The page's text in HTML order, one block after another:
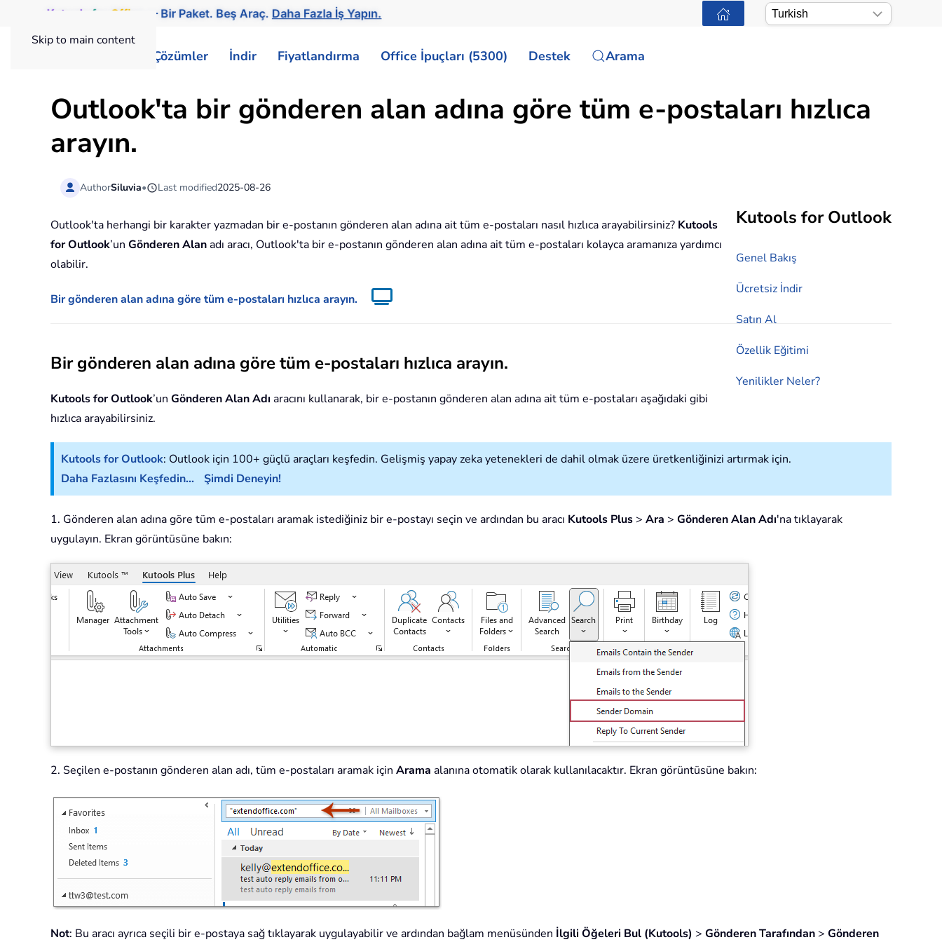
Skip to main content
Kutools for Office — Bir Paket. Beş Araç.Daha Fazla İş Yapın.
Çözümler İndir Fiyatlandırma Office İpuçları (5300) Destek Arama
Outlook'ta bir gönderen alan adına göre tüm e-postaları hızlıca
arayın.
AuthorSiluvia• Last modified2025-08-26
Kutools for Outlook
Genel Bakış
Ücretsiz İndir
Satın Al
Özellik Eğitimi
Yenilikler Neler?
Outlook'ta herhangi bir karakter yazmadan bir e-postanın gönderen alan adına ait tüm e-postaları nasıl hızlıca arayabilirsiniz? Kutools
for Outlook’un Gönderen Alanadı aracı, Outlook'ta bir e-postanın gönderen alan adına ait tüm e-postaları kolayca aramanıza yardımcı
olabilir.
Bir gönderen alan adına göre tüm e-postaları hızlıca arayın.
Bir gönderen alan adına göre tüm e-postaları hızlıca arayın.
Kutools for Outlook’un Gönderen Alan Adı aracını kullanarak, bir e-postanın gönderen alan adına ait tüm e-postaları aşağıdaki gibi
hızlıca arayabilirsiniz.
Kutools for Outlook: Outlook için 100+ güçlü araçları keşfedin. Gelişmiş yapay zeka yetenekleri de dahil olmak üzere üretkenliğinizi artırmak için.
Daha Fazlasını Keşfedin...
Şimdi Deneyin!
1. Gönderen alan adına göre tüm e-postaları aramak istediğiniz bir e-postayı seçin ve ardından bu aracı Kutools Plus > Ara > Gönderen Alan Adı'na tıklayarak
uygulayın. Ekran görüntüsüne bakın:
2. Seçilen e-postanın gönderen alan adı, tüm e-postaları aramak için Arama alanına otomatik olarak kullanılacaktır. Ekran görüntüsüne bakın:
Not: Bu aracı ayrıca seçili bir e-postaya sağ tıklayarak uygulayabilir ve ardından bağlam menüsünden İlgili Öğeleri Bul (Kutools) > Gönderen Tarafından > Gönderen